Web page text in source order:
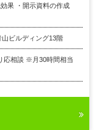
果 ・開示資料の作成
ビルディング13階
応相談 ※月30時間相当